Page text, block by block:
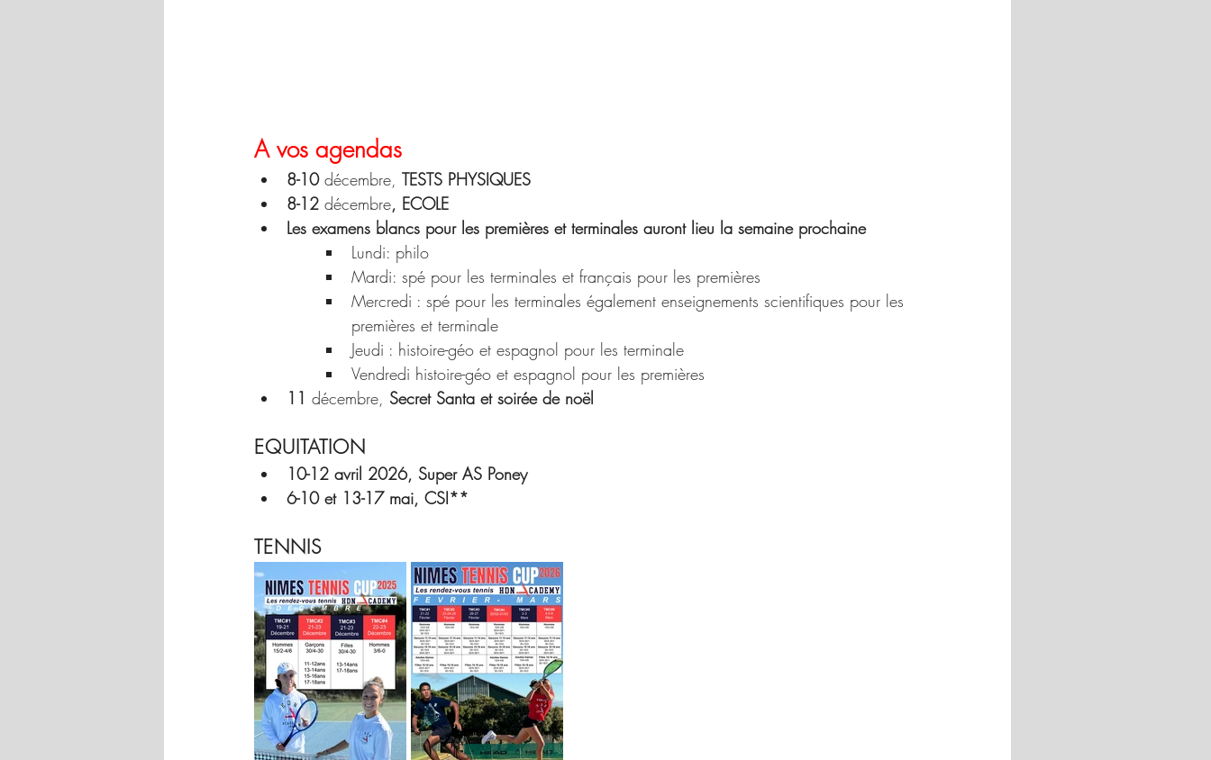
A vos agendas
8-10 décembre, TESTS PHYSIQUES
8-12 décembre, ECOLE
Les examens blancs pour les premières et terminales auront lieu la semaine prochaine
Lundi: philo
Mardi: spé pour les terminales et français pour les premières
Mercredi : spé pour les terminales également enseignements scientifiques pour les
premières et terminale
Jeudi : histoire-géo et espagnol pour les terminale
Vendredi histoire-géo et espagnol pour les premières
11 décembre, Secret Santa et soirée de noël
EQUITATION
10-12 avril 2026, Super AS Poney
6-10 et 13-17 mai, CSI**
TENNIS